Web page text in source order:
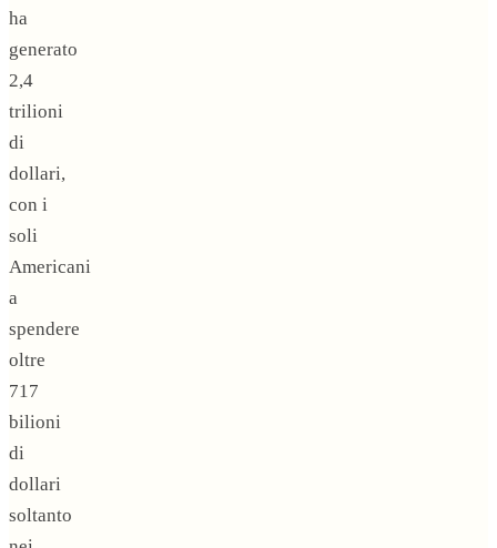
ha
generato
2,4
trilioni
di
dollari,
con i
soli
Americani
a
spendere
oltre
717
bilioni
di
dollari
soltanto